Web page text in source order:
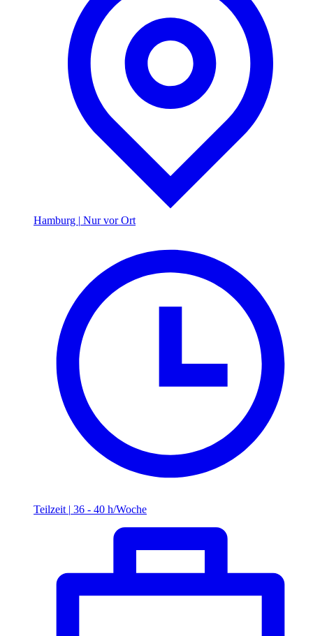
Hamburg | Nur vor Ort
Teilzeit | 36 - 40 h/Woche